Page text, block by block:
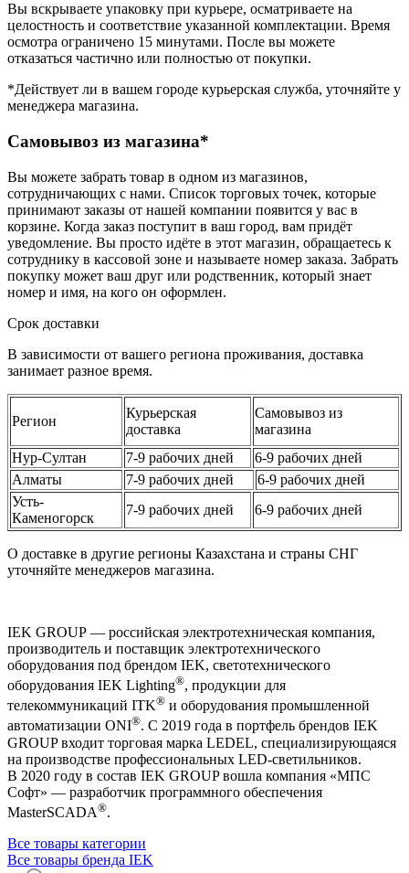
Вы вскрываете упаковку при курьере, осматриваете на
целостность и соответствие указанной комплектации. Время
осмотра ограничено 15 минутами. После вы можете
отказаться частично или полностью от покупки.
*Действует ли в вашем городе курьерская служба, уточняйте у
менеджера магазина.
Самовывоз из магазина*
Вы можете забрать товар в одном из магазинов,
сотрудничающих с нами. Список торговых точек, которые
принимают заказы от нашей компании появится у вас в
корзине. Когда заказ поступит в ваш город, вам придёт
уведомление. Вы просто идёте в этот магазин, обращаетесь к
сотруднику в кассовой зоне и называете номер заказа. Забрать
покупку может ваш друг или родственник, который знает
номер и имя, на кого он оформлен.
Срок доставки
В зависимости от вашего региона проживания, доставка
занимает разное время.
Регион
Курьерская
доставка
Самовывоз из
магазина
Нур-Султан
7-9 рабочих дней
6-9 рабочих дней
Алматы
7-9 рабочих дней
6-9 рабочих дней
Усть-
Каменогорск
7-9 рабочих дней 6-9 рабочих дней
О доставке в другие регионы Казахстана и страны СНГ
уточняйте менеджеров магазина.
IEK GROUP — российская электротехническая компания,
производитель и поставщик электротехнического
оборудования под брендом IEK, светотехнического
оборудования IEK Lighting®, продукции для
телекоммуникаций ITK® и оборудования промышленной
автоматизации ONI®. С 2019 года в портфель брендов IEK
GROUP входит торговая марка LEDEL, специализирующаяся
на производстве профессиональных LED-светильников.
В 2020 году в состав IEK GROUP вошла компания «МПС
Софт» — разработчик программного обеспечения
MasterSCADA®.
Все товары категории
Все товары бренда IEK